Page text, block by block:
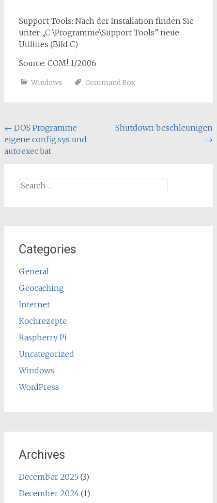
Support Tools: Nach der Installation finden Sie
unter „C:\Programme\Support Tools” neue
Utilities (Bild C)
Source: COM! 1/2006
Windows Command Box
Post
navigation
← DOS Programme
eigene config.sys und
autoexec.bat
Shutdown beschleunigen
→
Search
for:
Categories
General
Geocaching
Internet
Kochrezepte
Raspberry Pi
Uncategorized
Windows
WordPress
Archives
December 2025 (3)
December 2024(1)